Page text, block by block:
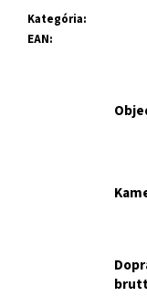
Kategória:
EAN:
o